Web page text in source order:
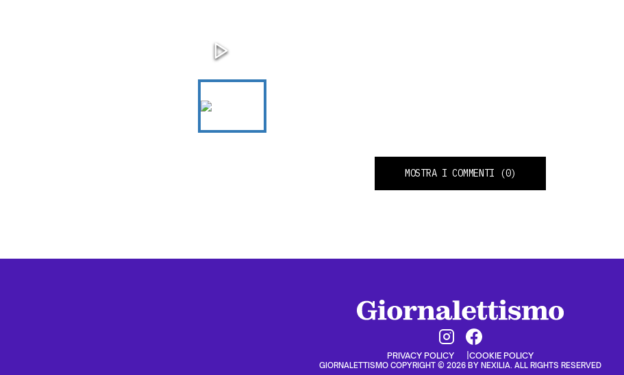
MOSTRA I COMMENTI (0)
PRIVACY POLICY COOKIE POLICY
GIORNALETTISMO COPYRIGHT © 2026 BY NEXILIA. ALL RIGHTS RESERVED